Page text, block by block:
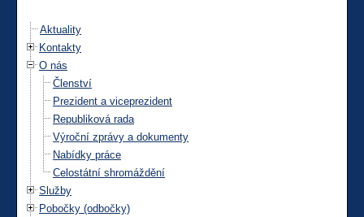
Aktuality
Kontakty
O nás
Členství
Prezident a viceprezident
Republiková rada
Výroční zprávy a dokumenty
Nabídky práce
Celostátní shromáždění
Služby
Pobočky (odbočky)